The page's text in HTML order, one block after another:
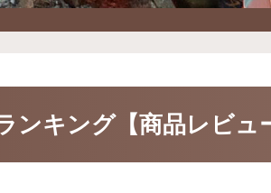
ンキング【商品レビュ